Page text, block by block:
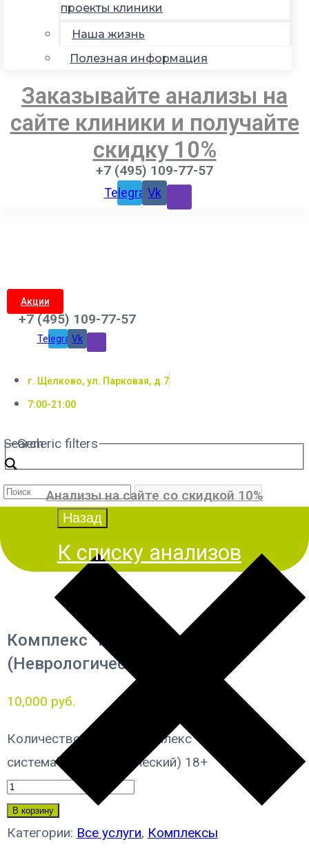
проекты клиники
Наша жизнь
Полезная информация
Заказывайте анализы на
сайте клиники и получайте
скидку 10%
+7 (495) 109-77-57
TelegramVk
Акции
+7 (495) 109-77-57
TelegramVk
г. Щелково, ул. Парковая, д.7
7:00-21:00
Search
Generic filters
Анализы на сайте со скидкой 10%
К списку анализов
Комплекс “Нервная система”
(Неврологический) 18+
10,000 руб.
Количество товара Комплекс "Нервная
система" (Неврологический) 18+
В корзину
Категории: Все услуги, Комплексы